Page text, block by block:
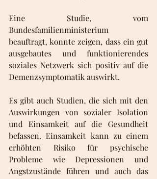
Eine Studie, vom
Bundesfamilienministerium
beauftragt, konnte zeigen, dass ein gut
ausgebautes und funktionierendes
soziales Netzwerk sich positiv auf die
Demenzsymptomatik auswirkt.
Es gibt auch Studien, die sich mit den
Auswirkungen von sozialer Isolation
und Einsamkeit auf die Gesundheit
befassen. Einsamkeit kann zu einem
erhöhten Risiko für psychische
Probleme wie Depressionen und
Angstzustände führen und auch das